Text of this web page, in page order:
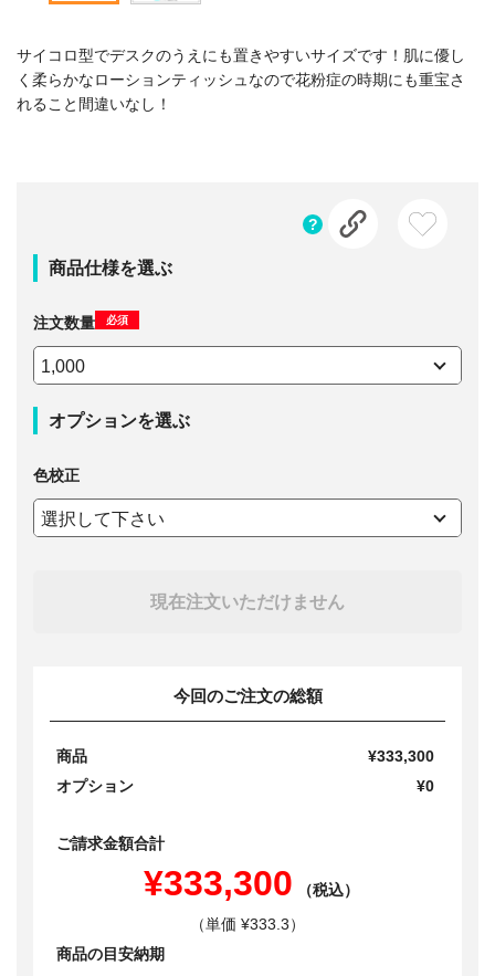
サイコロ型でデスクのうえにも置きやすいサイズです！肌に優し
く柔らかなローションティッシュなので花粉症の時期にも重宝さ
れること間違いなし！
商品仕様を選ぶ
注文数量 必須
オプションを選ぶ
色校正
現在注文いただけません
今回のご注文の総額
商品
¥333,300
オプション
¥0
ご請求金額合計
¥333,300
（税込）
（単価 ¥333.3）
商品の目安納期